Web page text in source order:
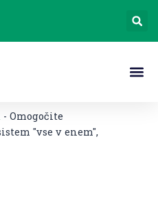
- Omogočite
"vse v enem",